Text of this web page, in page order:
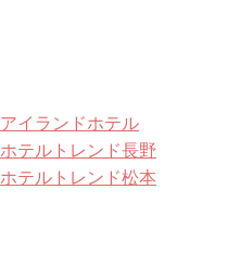
アイランドホテル
ホテルトレンド長野
ホテルトレンド松本